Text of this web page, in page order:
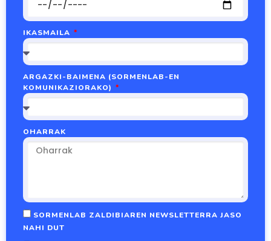
IKASMAILA
ARGAZKI-BAIMENA (SORMENLAB-EN
KOMUNIKAZIORAKO)
OHARRAK
SORMENLAB ZALDIBIAREN NEWSLETTERRA JASO
NAHI DUT